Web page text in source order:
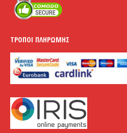
ΤΡΌΠΟΙ ΠΛΗΡΩΜΉΣ